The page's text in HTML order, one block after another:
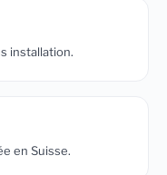
installation.
en Suisse.